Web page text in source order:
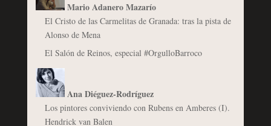
Mario Adanero Mazarío
El Cristo de las Carmelitas de Granada: tras la pista de
Alonso de Mena
El Salón de Reinos, especial #OrgulloBarroco
Ana Diéguez-Rodríguez
Los pintores conviviendo con Rubens en Amberes (I).
Hendrick van Balen